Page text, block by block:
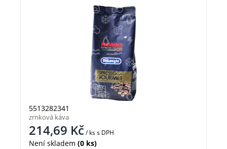
5513282341
214,69 Kč/ kss DPH
Není skladem (0 ks)
zrnková káva